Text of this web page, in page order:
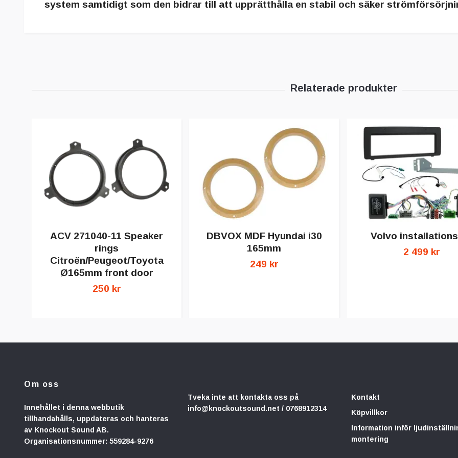
system samtidigt som den bidrar till att upprätthålla en stabil och säker
ACV 271040-11 Speaker
rings
Citroën/Peugeot/Toyota
Ø165mm front door
250 kr
DBVOX MDF Hyundai i30
165mm
249 kr
Volvo
2 499 kr
Om oss
Innehållet i denna webbutik
tillhandahålls, uppdateras och hanteras
av Knockout Sound AB.
Organisationsnummer: 559284-9276
Tveka inte att kontakta oss på
info@knockoutsound.net / 0768912314
Kontakt
Köpvillkor
Information inför
montering